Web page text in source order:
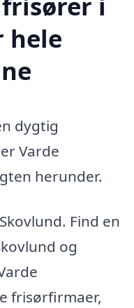
hele
dygtig
Varde
herunder.
Find en
og
frisørfirmaer,